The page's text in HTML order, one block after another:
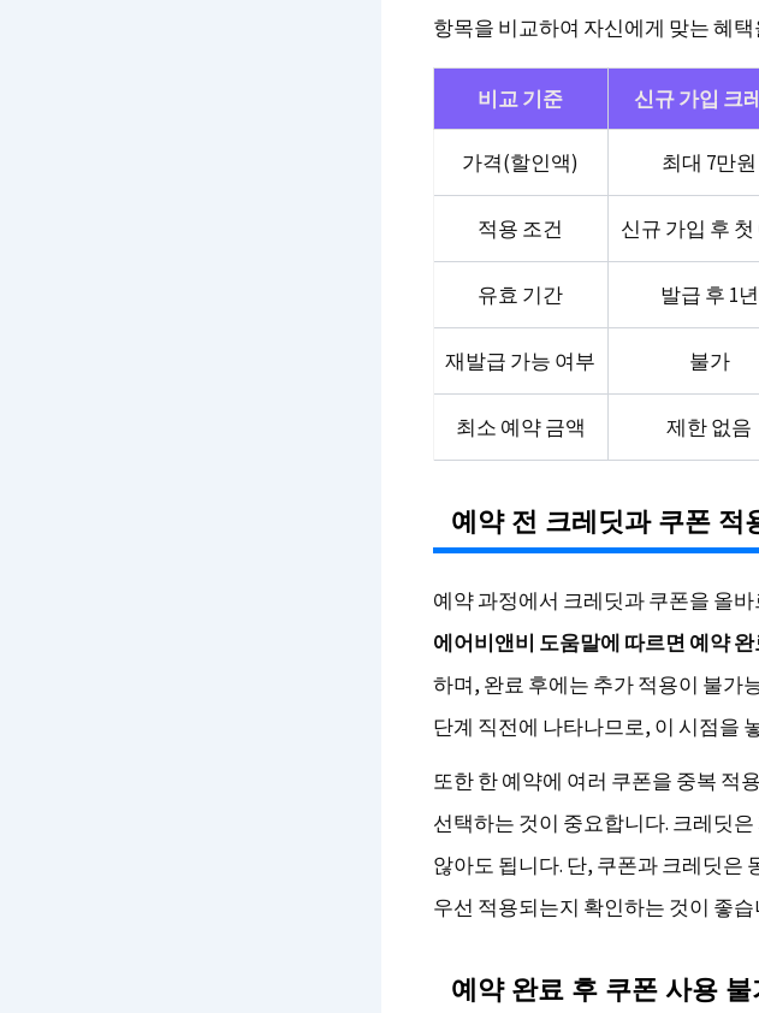
항목을 비교하여 자신에게 맞는 혜
비교 기준 신규 가입 크
가격(할인액) 최대 7만원
적용 조건 신규 가입 후
유효 기간 발급 후 1년
재발급 가능 여부 불가
최소 예약 금액 제한 없음
예약 전 크레딧과 쿠폰 적
예약 과정에서 크레딧과 쿠폰을 올
에어비앤비 도움말에 따르면 예약
하며, 완료 후에는 추가 적용이 불가
단계 직전에 나타나므로, 이 시점을
또한 한 예약에 여러 쿠폰을 중복 적
선택하는 것이 중요합니다. 크레딧
않아도 됩니다. 단, 쿠폰과 크레딧은
우선 적용되는지 확인하는 것이 좋습
예약 완료 후 쿠폰 사용